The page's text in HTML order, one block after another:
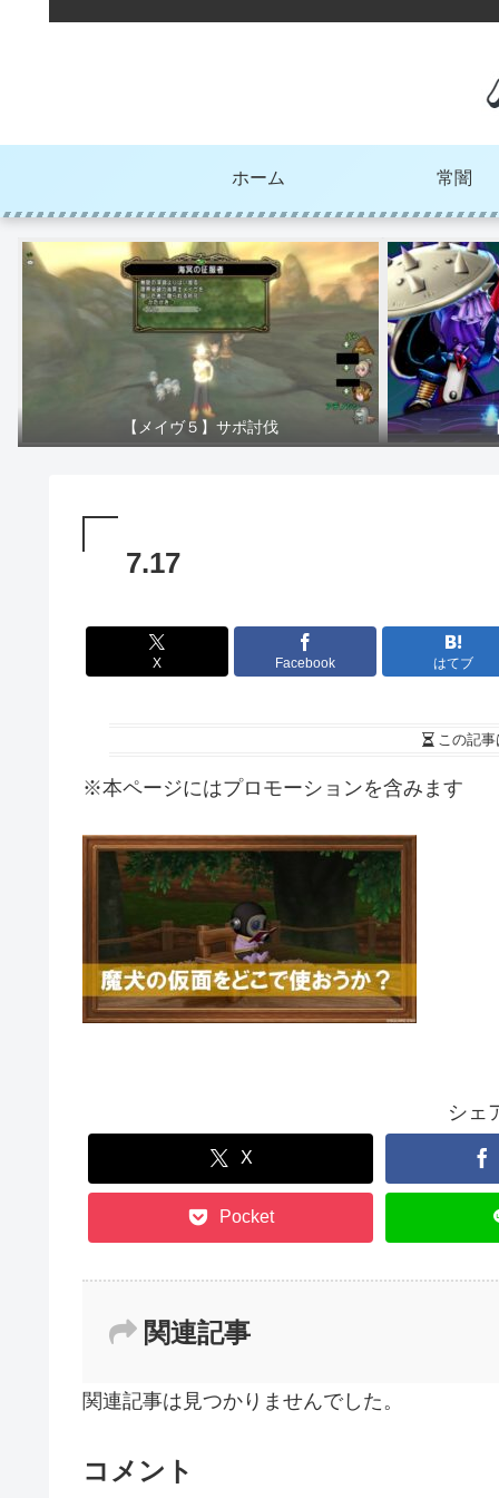
ホーム 常闇
【メイヴ５】サポ討伐
7.17
X Facebook はてブ
この記事
※本ページにはプロモーションを含みます
シェ
X
Pocket
関連記事
関連記事は見つかりませんでした。
コメント